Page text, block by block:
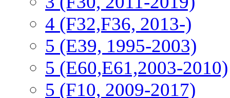
4 (F32,F36, 2013-)
5 (E39, 1995-2003)
5 (E60,E61,2003-2010)
5 (F10, 2009-2017)